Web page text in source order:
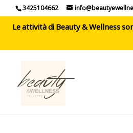
3425104662
Le attività di Beauty & Wellness